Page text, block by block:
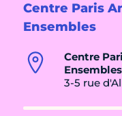
Centre Paris
Ensembles
Centre
Ensembles
3-5 rue